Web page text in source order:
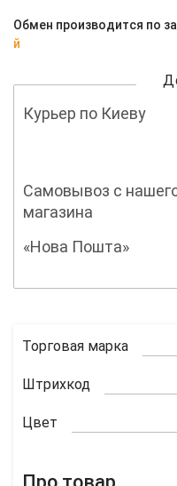
Обмен производится по
й
Курьер по Киеву
Самовывоз с
магазина
«Нова Пошта»
Торговая марка
Штрихкод
Цвет